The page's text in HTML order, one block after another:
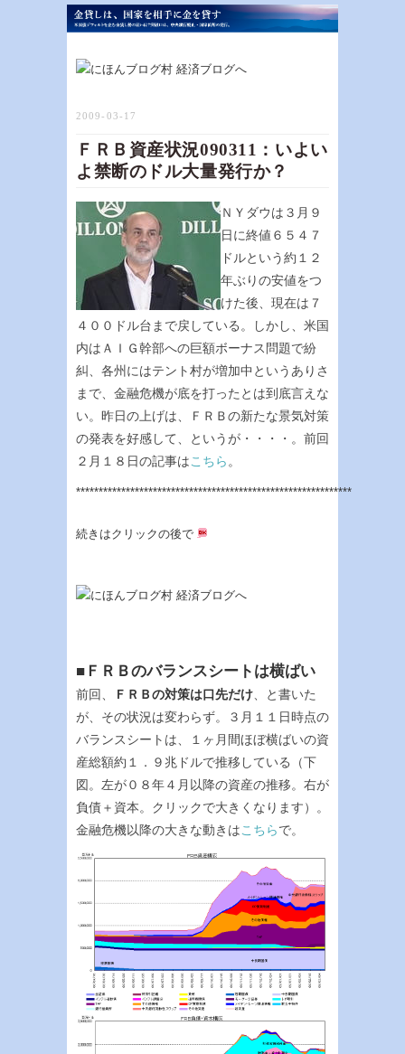
2009-03-17
ＦＲＢ資産状況090311：いよい
よ禁断のドル大量発行か？
ＮＹダウは３月９
日に終値６５４７
ドルという約１２
年ぶりの安値をつ
けた後、現在は７
４００ドル台まで戻している。しかし、米国
内はＡＩＧ幹部への巨額ボーナス問題で紛
糾、各州にはテント村が増加中というありさ
まで、金融危機が底を打ったとは到底言えな
い。昨日の上げは、ＦＲＢの新たな景気対策
の発表を好感して、というが・・・・。前回
２月１８日の記事はこちら 。
*************************************************************
続きはクリックの後で
■ＦＲＢのバランスシートは横ばい
前回、 ＦＲＢの対策は口先だけ 、と書いた
が、その状況は変わらず。３月１１日時点の
バランスシートは、１ヶ月間ほぼ横ばいの資
産総額約１．９兆ドルで推移している（下
図。左が０８年４月以降の資産の推移。右が
負債＋資本。クリックで大きくなります）。
金融危機以降の大きな動きはこちらで。